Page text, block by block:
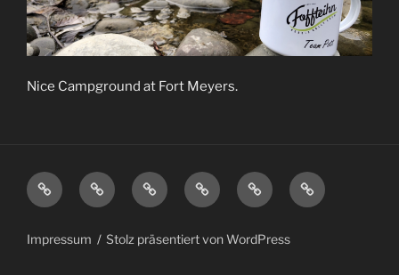
Nice Campground at Fort Meyers.
Spende
hier
Sea-
Charity
Store
Schorsch
–
BSC
2016
Über
uns
Impressum
Impressum Stolz präsentiert von WordPress